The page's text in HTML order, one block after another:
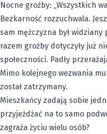
Nocne groźby: „Wszystkich
Bezkarność rozzuchwala.
sam mężczyzna był
razem groźby dotyczyły już
społeczności. Padły
Mimo kolejnego wezwania
został zatrzymany.
Mieszkańcy zadają sobie
przyjeżdżać na to samo
zagraża życiu wielu osób?